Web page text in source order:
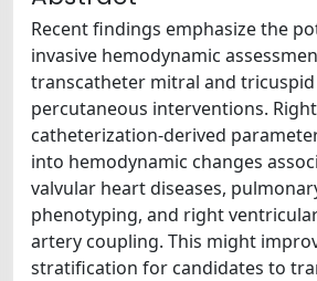
Recent findings emphasize the
invasive hemodynamic
transcatheter mitral and tricuspid
percutaneous interventions.
catheterization-derived
into hemodynamic changes
valvular heart diseases,
phenotyping, and right
artery coupling. This might
stratification for candidates to